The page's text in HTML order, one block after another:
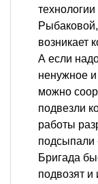
Рыбаковой,
возникает
А если
ненужное
можно
подвезли
работы
подсыпали
Бригада
подвозят и